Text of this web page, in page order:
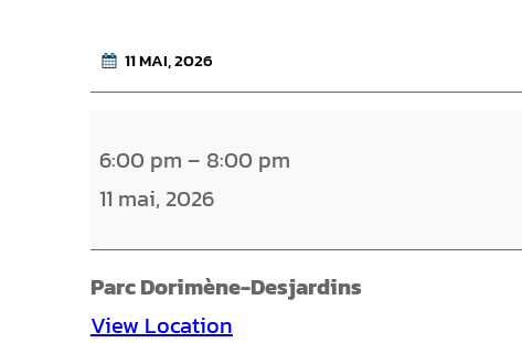
11 MAI, 2026
a
i
n
i
6:00 pm – 8:00 pm
11 mai, 2026
Parc Dorimène-Desjardins
View Location